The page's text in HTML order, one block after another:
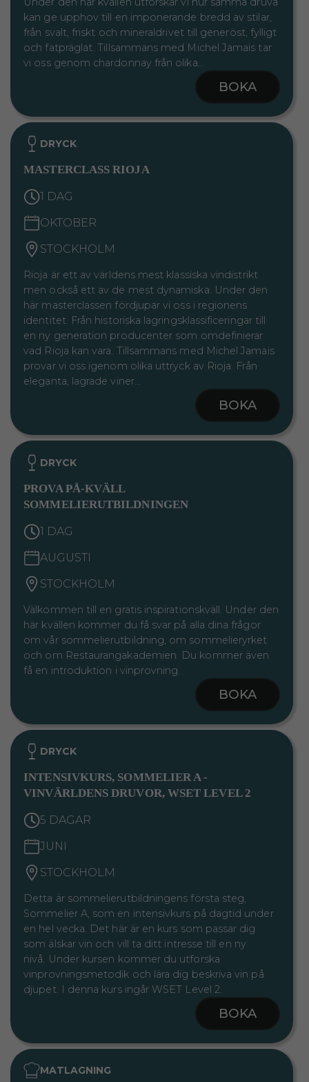
kan ge upphov till en imponerande bredd av stilar,
från svalt, friskt och mineraldrivet till generöst, fylligt
och fatpräglat. Tillsammans med Michel Jamais tar
vi oss genom chardonnay från olika…
BOKA
DRYCK
MASTERCLASS RIOJA
1 DAG
OKTOBER
STOCKHOLM
Rioja är ett av världens mest klassiska vindistrikt
men också ett av de mest dynamiska. Under den
här masterclassen fördjupar vi oss i regionens
identitet. Från historiska lagringsklassificeringar till
en ny generation producenter som omdefinierar
vad Rioja kan vara. Tillsammans med Michel Jamais
provar vi oss igenom olika uttryck av Rioja. Från
eleganta, lagrade viner…
BOKA
DRYCK
PROVA PÅ-KVÄLL
SOMMELIERUTBILDNINGEN
1 DAG
AUGUSTI
STOCKHOLM
Välkommen till en gratis inspirationskväll. Under den
här kvällen kommer du få svar på alla dina frågor
om vår sommelierutbildning, om sommelieryrket
och om Restaurangakademien. Du kommer även
få en introduktion i vinprovning.
BOKA
DRYCK
INTENSIVKURS, SOMMELIER A -
VINVÄRLDENS DRUVOR, WSET LEVEL 2
5 DAGAR
JUNI
STOCKHOLM
Detta är sommelierutbildningens första steg,
Sommelier A, som en intensivkurs på dagtid under
en hel vecka. Det här är en kurs som passar dig
som älskar vin och vill ta ditt intresse till en ny
nivå. Under kursen kommer du utforska
vinprovningsmetodik och lära dig beskriva vin på
djupet. I denna kurs ingår WSET Level 2.
BOKA
MATLAGNING